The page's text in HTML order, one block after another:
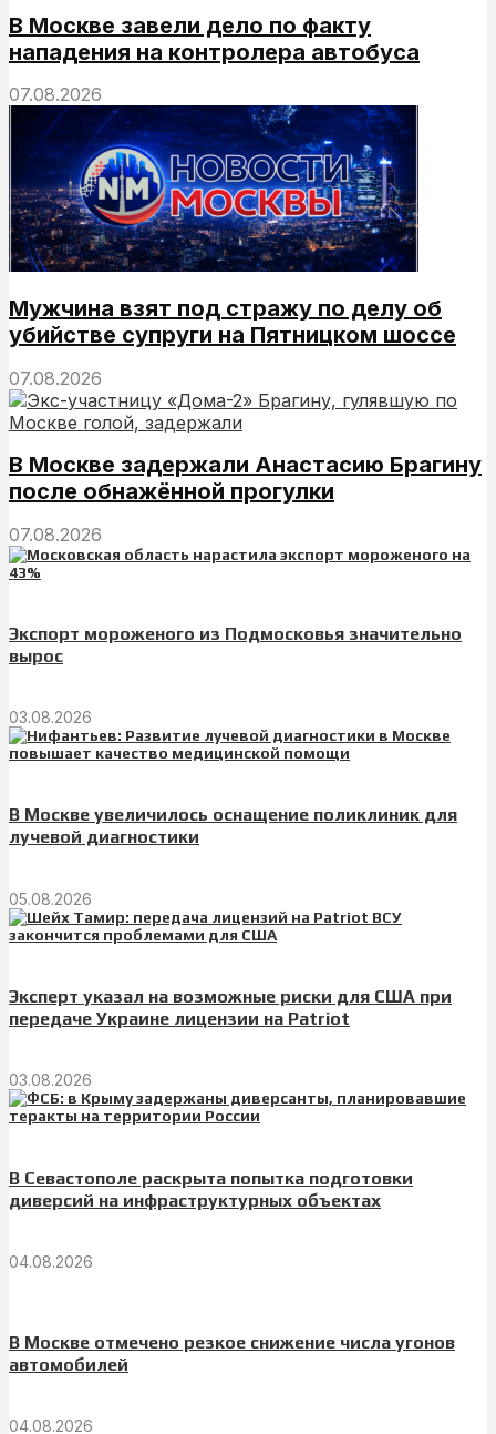
В Москве завели дело по факту
нападения на контролера автобуса
07.08.2026
Мужчина взят под стражу по делу об
убийстве супруги на Пятницком шоссе
07.08.2026
В Москве задержали Анастасию Брагину
после обнажённой прогулки
07.08.2026
Экспорт мороженого из Подмосковья значительно
вырос
03.08.2026
В Москве увеличилось оснащение поликлиник для
лучевой диагностики
05.08.2026
Эксперт указал на возможные риски для США при
передаче Украине лицензии на Patriot
03.08.2026
В Севастополе раскрыта попытка подготовки
диверсий на инфраструктурных объектах
04.08.2026
В Москве отмечено резкое снижение числа угонов
автомобилей
04.08.2026